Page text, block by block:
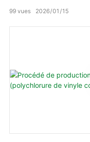
2026 01 15
99 vues